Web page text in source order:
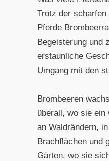
Trotz der
Pferde
Begeisterung und
erstaunliche
Umgang mit den
Brombeeren
überall, wo sie ein
an Waldrändern,
Brachflächen und
Gärten, wo sie